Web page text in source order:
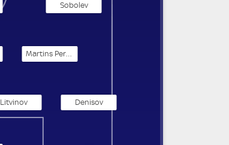
Denisov
Litvinov
Martins Pereira
Sobolev